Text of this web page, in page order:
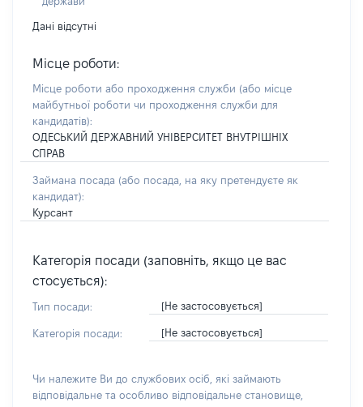
Дані відсутні
Місце роботи:
Місце роботи або проходження служби (або місце
майбутньої роботи чи проходження служби для
кандидатів):
ОДЕСЬКИЙ ДЕРЖАВНИЙ УНІВЕРСИТЕТ ВНУТРІШНІХ
СПРАВ
Займана посада (або посада, на яку претендуєте як
кандидат):
Курсант
Категорія посади (заповніть, якщо це вас
стосується):
Тип посади: [Не застосовується]
Категорія посади: [Не застосовується]
Чи належите Ви до службових осіб, які займають
відповідальне та особливо відповідальне становище,